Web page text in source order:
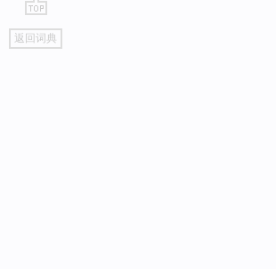
go
top
返回词典